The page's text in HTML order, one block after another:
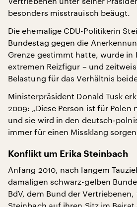
besonders misstrauisch beäugt.
Die ehemalige CDU-Politikerin
Bundestag gegen die
Grenze gestimmt hatte, wurde in
extremen Reizfigur – und
Belastung für das Verhältnis
Ministerpräsident Donald Tusk
2009: „Diese Person ist für Polen
und sie wird in den deutsch-
immer für einen Missklang
Konflikt um Erika Steinbach
Anfang 2010, nach langem
damaligen schwarz-gelben
BdV, dem Bund der